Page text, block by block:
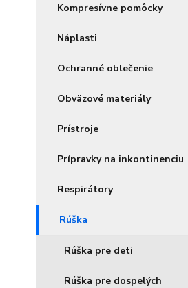
Kompresívne pomôcky
Náplasti
Ochranné oblečenie
Obväzové materiály
Prístroje
Prípravky na inkontinenciu
Respirátory
Rúška
Rúška pre deti
Rúška pre dospelých